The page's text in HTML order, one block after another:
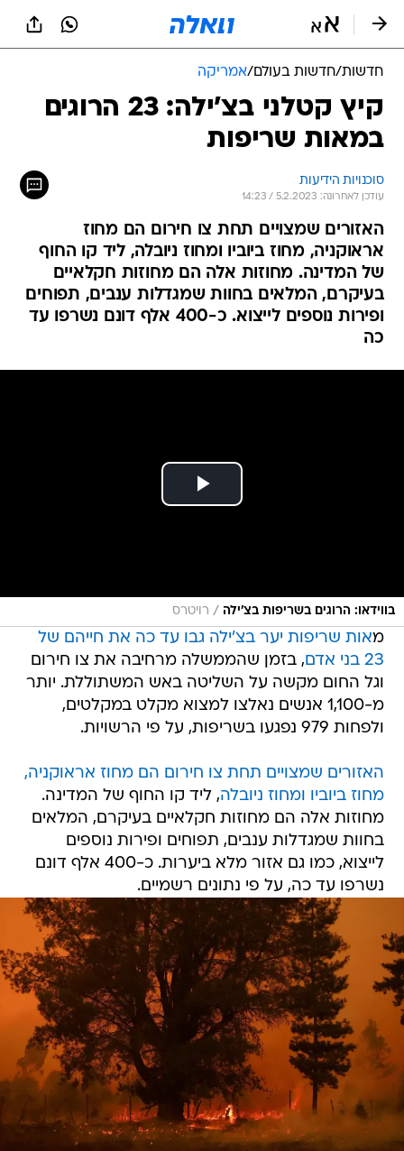
חדשות/חדשות בעולם/אמריקה
קיץ קטלני בצ'ילה: 23 הרוגים
במאות שריפות
סוכנויות הידיעות
עודכן לאחרונה: 5.2.2023 / 14:23
האזורים שמצויים תחת צו חירום הם מחוז
אראוקניה, מחוז ביוביו ומחוז ניובלה, ליד קו החוף
של המדינה. מחוזות אלה הם מחוזות חקלאיים
בעיקרם, המלאים בחוות שמגדלות ענבים, תפוחים
ופירות נוספים לייצוא. כ-400 אלף דונם נשרפו עד
כה
בווידאו: הרוגים בשריפות בצ'ילה / רויטרס
מאות שריפות יער בצ'ילה גבו עד כה את חייהם של
23 בני אדם
, בזמן שהממשלה מרחיבה את צו חירום
וגל החום מקשה על השליטה באש המשתוללת. יותר
מ-1,100 אנשים נאלצו למצוא מקלט במקלטים,
ולפחות 979 נפגעו בשריפות, על פי הרשויות.
האזורים שמצויים תחת צו חירום הם מחוז אראוקניה,
מחוז ביוביו ומחוז ניובלה, ליד קו החוף של המדינה.
מחוזות אלה הם מחוזות חקלאיים בעיקרם, המלאים
בחוות שמגדלות ענבים, תפוחים ופירות נוספים
לייצוא, כמו גם אזור מלא ביערות. כ-400 אלף דונם
נשרפו עד כה, על פי נתונים רשמיים.